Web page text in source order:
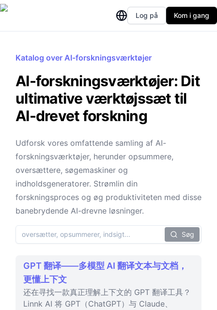
Log på Kom i gang
Katalog over AI-forskningsværktøjer
AI-forskningsværktøjer: Dit
ultimative værktøjssæt til
AI-drevet forskning
Udforsk vores omfattende samling af AI-
forskningsværktøjer, herunder opsummere,
oversættere, søgemaskiner og
indholdsgeneratorer. Strømlin din
forskningsproces og øg produktiviteten med disse
banebrydende AI-drevne løsninger.
Søg
GPT 翻译——多模型 AI 翻译文本与文档，
更懂上下文
还在寻找一款真正理解上下文的 GPT 翻译工具？
Linnk AI 将 GPT（ChatGPT）与 Claude、